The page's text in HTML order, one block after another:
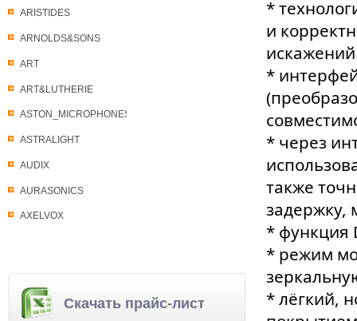
ARISTIDES
ARNOLDS&SONS
ART
ART&LUTHERIE
ASTON_MICROPHONES
ASTRALIGHT
AUDIX
AURASONICS
AXELVOX
Скачать прайс-лист
*
и
искажений
*
* через
также
задержку,
* функция
* режим
* лёгкий,